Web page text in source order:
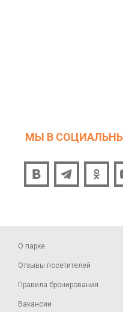
МЫ В
О парке
Отзывы посетителей
Правила бронирования
Вакансии